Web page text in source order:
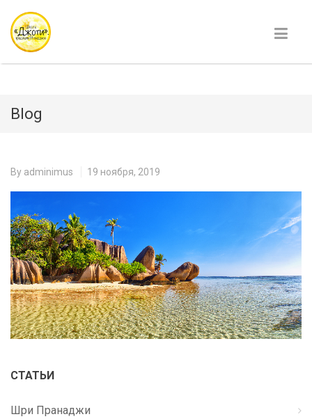
Blog
By adminimus 19 ноября, 2019
СТАТЬИ
Шри Пранаджи